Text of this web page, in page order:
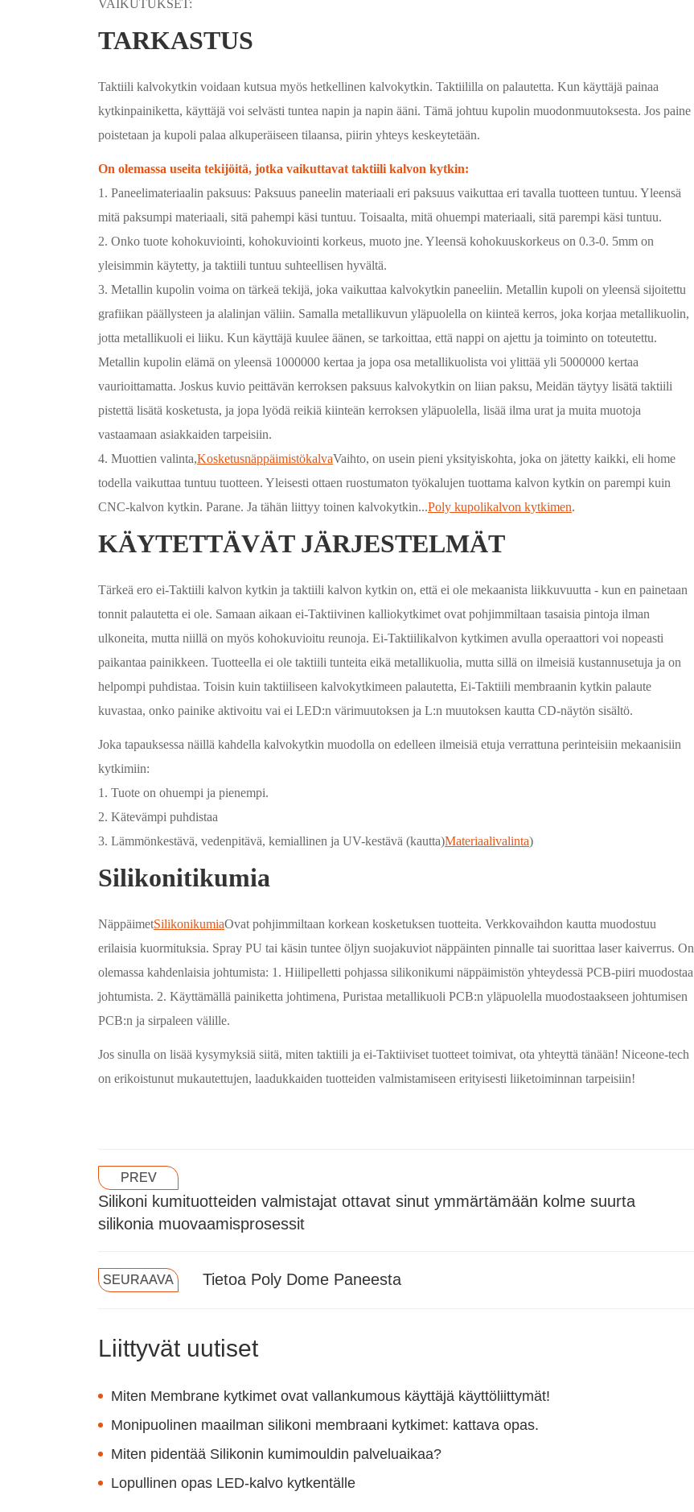
VAIKUTUKSET:
TARKASTUS
Taktiili kalvokytkin voidaan kutsua myös hetkellinen kalvokytkin. Taktiililla on palautetta. Kun käyttäjä painaa
kytkinpainiketta, käyttäjä voi selvästi tuntea napin ja napin ääni. Tämä johtuu kupolin muodonmuutoksesta. Jos paine
poistetaan ja kupoli palaa alkuperäiseen tilaansa, piirin yhteys keskeytetään.
On olemassa useita tekijöitä, jotka vaikuttavat taktiili kalvon kytkin:
1. Paneelimateriaalin paksuus: Paksuus paneelin materiaali eri paksuus vaikuttaa eri tavalla tuotteen tuntuu. Yleensä
mitä paksumpi materiaali, sitä pahempi käsi tuntuu. Toisaalta, mitä ohuempi materiaali, sitä parempi käsi tuntuu.
2. Onko tuote kohokuviointi, kohokuviointi korkeus, muoto jne. Yleensä kohokuuskorkeus on 0.3-0. 5mm on
yleisimmin käytetty, ja taktiili tuntuu suhteellisen hyvältä.
3. Metallin kupolin voima on tärkeä tekijä, joka vaikuttaa kalvokytkin paneeliin. Metallin kupoli on yleensä sijoitettu
grafiikan päällysteen ja alalinjan väliin. Samalla metallikuvun yläpuolella on kiinteä kerros, joka korjaa metallikuolin,
jotta metallikuoli ei liiku. Kun käyttäjä kuulee äänen, se tarkoittaa, että nappi on ajettu ja toiminto on toteutettu.
Metallin kupolin elämä on yleensä 1000000 kertaa ja jopa osa metallikuolista voi ylittää yli 5000000 kertaa
vaurioittamatta. Joskus kuvio peittävän kerroksen paksuus kalvokytkin on liian paksu, Meidän täytyy lisätä taktiili
pistettä lisätä kosketusta, ja jopa lyödä reikiä kiinteän kerroksen yläpuolella, lisää ilma urat ja muita muotoja
vastaamaan asiakkaiden tarpeisiin.
4. Muottien valinta,KosketusnäppäimistökalvaVaihto, on usein pieni yksityiskohta, joka on jätetty kaikki, eli home
todella vaikuttaa tuntuu tuotteen. Yleisesti ottaen ruostumaton työkalujen tuottama kalvon kytkin on parempi kuin
CNC-kalvon kytkin. Parane. Ja tähän liittyy toinen kalvokytkin...Poly kupolikalvon kytkimen.
KÄYTETTÄVÄT JÄRJESTELMÄT
Tärkeä ero ei-Taktiili kalvon kytkin ja taktiili kalvon kytkin on, että ei ole mekaanista liikkuvuutta - kun en painetaan
tonnit palautetta ei ole. Samaan aikaan ei-Taktiivinen kalliokytkimet ovat pohjimmiltaan tasaisia pintoja ilman
ulkoneita, mutta niillä on myös kohokuvioitu reunoja. Ei-Taktiilikalvon kytkimen avulla operaattori voi nopeasti
paikantaa painikkeen. Tuotteella ei ole taktiili tunteita eikä metallikuolia, mutta sillä on ilmeisiä kustannusetuja ja on
helpompi puhdistaa. Toisin kuin taktiiliseen kalvokytkimeen palautetta, Ei-Taktiili membraanin kytkin palaute
kuvastaa, onko painike aktivoitu vai ei LED:n värimuutoksen ja L:n muutoksen kautta CD-näytön sisältö.
Joka tapauksessa näillä kahdella kalvokytkin muodolla on edelleen ilmeisiä etuja verrattuna perinteisiin mekaanisiin
kytkimiin:
1. Tuote on ohuempi ja pienempi.
2. Kätevämpi puhdistaa
3. Lämmönkestävä, vedenpitävä, kemiallinen ja UV-kestävä (kautta)Materiaalivalinta)
Silikonitikumia
NäppäimetSilikonikumiaOvat pohjimmiltaan korkean kosketuksen tuotteita. Verkkovaihdon kautta muodostuu
erilaisia kuormituksia. Spray PU tai käsin tuntee öljyn suojakuviot näppäinten pinnalle tai suorittaa laser kaiverrus. On
olemassa kahdenlaisia johtumista: 1. Hiilipelletti pohjassa silikonikumi näppäimistön yhteydessä PCB-piiri muodostaa
johtumista. 2. Käyttämällä painiketta johtimena, Puristaa metallikuoli PCB:n yläpuolella muodostaakseen johtumisen
PCB:n ja sirpaleen välille.
Jos sinulla on lisää kysymyksiä siitä, miten taktiili ja ei-Taktiiviset tuotteet toimivat, ota yhteyttä tänään! Niceone-tech
on erikoistunut mukautettujen, laadukkaiden tuotteiden valmistamiseen erityisesti liiketoiminnan tarpeisiin!
PREV
Silikoni kumituotteiden valmistajat ottavat sinut ymmärtämään kolme suurta
silikonia muovaamisprosessit
SEURAAVA Tietoa Poly Dome Paneesta
Liittyvät uutiset
Miten Membrane kytkimet ovat vallankumous käyttäjä käyttöliittymät!
Monipuolinen maailman silikoni membraani kytkimet: kattava opas.
Miten pidentää Silikonin kumimouldin palveluaikaa?
Lopullinen opas LED-kalvo kytkentälle